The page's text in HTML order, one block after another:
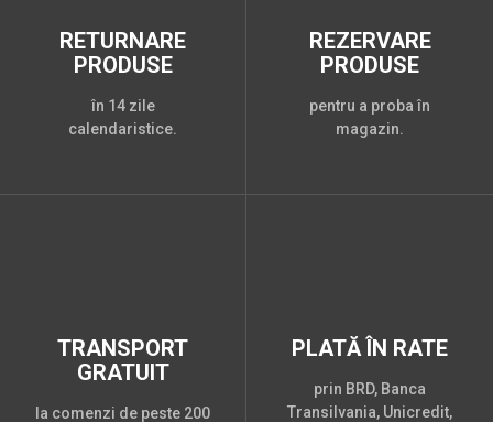
RETURNARE
PRODUSE
în 14 zile
calendaristice.
REZERVARE
PRODUSE
pentru a proba în
magazin.
TRANSPORT
GRATUIT
la comenzi de peste 200
PLATĂ ÎN RATE
prin BRD, Banca
Transilvania, Unicredit,